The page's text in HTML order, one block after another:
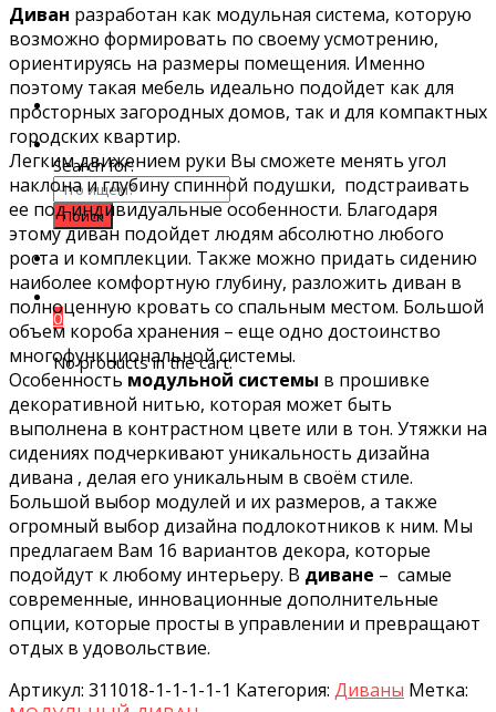
Search for:
0
No products in the cart.
Диван разработан как модульная система, которую
возможно формировать по своему усмотрению,
ориентируясь на размеры помещения. Именно
поэтому такая мебель идеально подойдет как для
просторных загородных домов, так и для компактных
городских квартир.
Легким движением руки Вы сможете менять угол
наклона и глубину спинной подушки, подстраивать
ее под индивидуальные особенности. Благодаря
этому диван подойдет людям абсолютно любого
роста и комплекции. Также можно придать сидению
наиболее комфортную глубину, разложить диван в
полноценную кровать со спальным местом. Большой
объем короба хранения – еще одно достоинство
многофункциональной системы.
Особенность модульной системы в прошивке
декоративной нитью, которая может быть
выполнена в контрастном цвете или в тон. Утяжки на
сидениях подчеркивают уникальность дизайна
дивана , делая его уникальным в своём стиле.
Большой выбор модулей и их размеров, а также
огромный выбор дизайна подлокотников к ним. Мы
предлагаем Вам 16 вариантов декора, которые
подойдут к любому интерьеру. В диване – самые
современные, инновационные дополнительные
опции, которые просты в управлении и превращают
отдых в удовольствие.
Артикул: 311018-1-1-1-1-1 Категория: Диваны Метка: